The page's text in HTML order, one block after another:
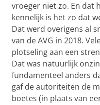
vroeger niet zo. En dat
kennelijk is het zo dat
Dat werd overigens al
van de AVG in 2018.
plotseling aan een
Dat was natuurlijk
fundamenteel anders
gaf de autoriteiten de
boetes (in plaats van